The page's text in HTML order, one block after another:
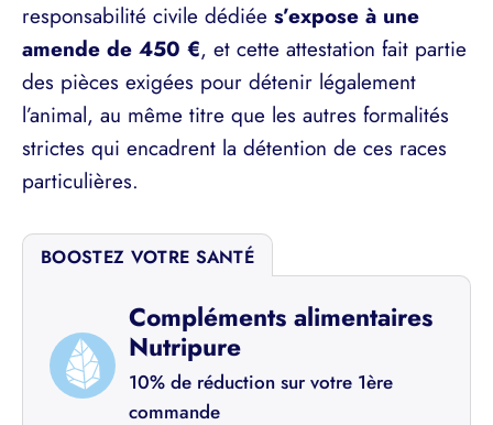
responsabilité civile dédiée s’expose à une
amende de 450 €, et cette attestation fait partie
des pièces exigées pour détenir légalement
l’animal, au même titre que les autres formalités
strictes qui encadrent la détention de ces races
particulières.
BOOSTEZ VOTRE SANTÉ
Compléments alimentaires
Nutripure
10% de réduction sur votre 1ère
commande